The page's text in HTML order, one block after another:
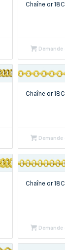
Chaîne or
Demande
Chaîne or
Demande
Chaîne or
Demande